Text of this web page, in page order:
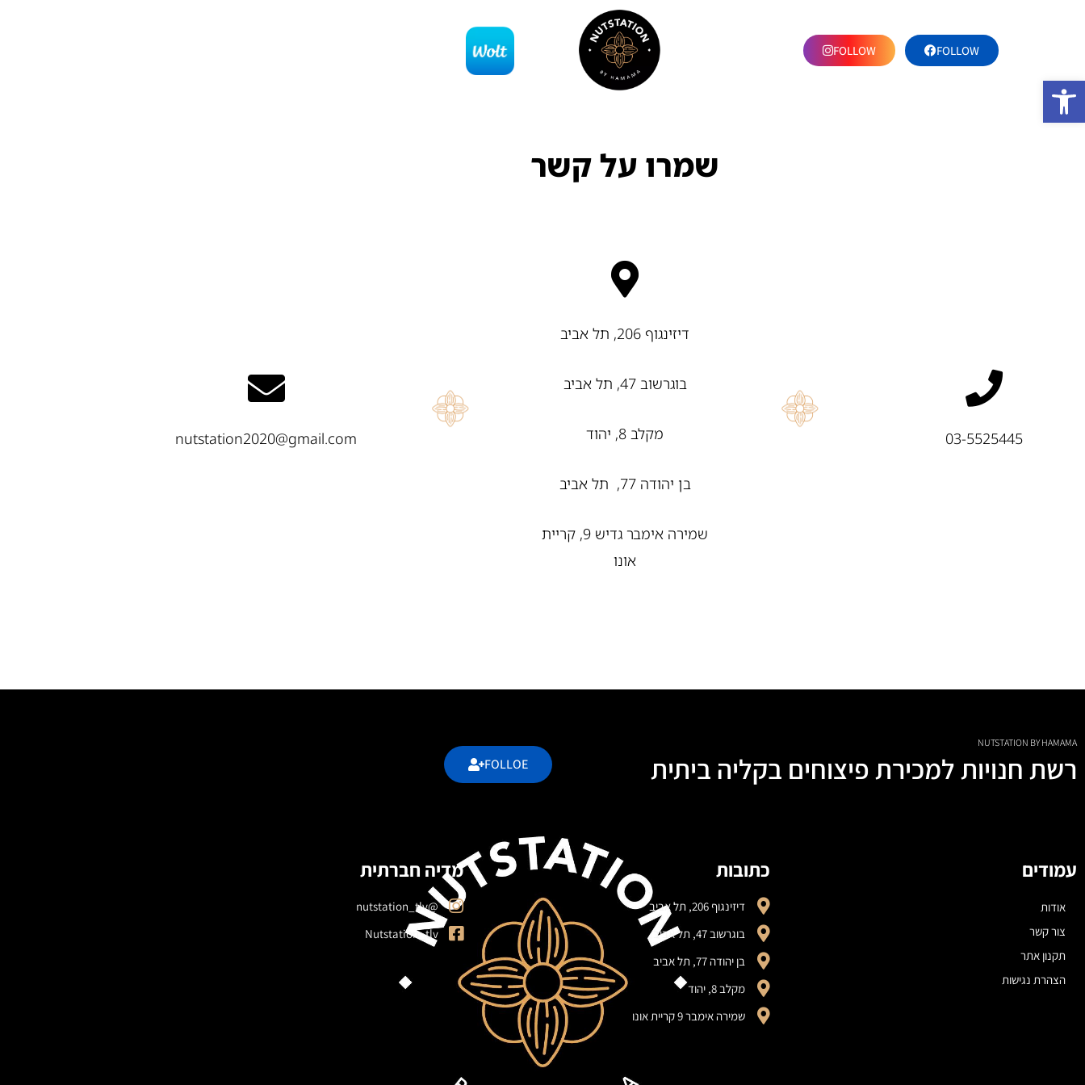
פתח סרגל נגישות
FOLLOW
FOLLOW
שמרו על קשר
03-5525445
דיזינגוף 206, תל אביב
בוגרשוב 47, תל אביב
מקלב 8, יהוד
בן יהודה 77, תל אביב
שמירה אימבר גדיש 9, קריית
אונו
nutstation2020@gmail.com
NUTSTATION BY HAMAMA
רשת חנויות למכירת פיצוחים בקליה ביתית FOLLOE
עמודים
אודות
צור קשר
תקנון אתר
הצהרת נגישות
כתובות
דיזינגוף 206, תל אביב
בוגרשוב 47, תל אביב
בן יהודה 77, תל אביב
מקלב 8, יהוד
שמירה אימבר 9 קריית אונו
מדיה חברתית
@nutstation_tlv
Nutstation_tlv